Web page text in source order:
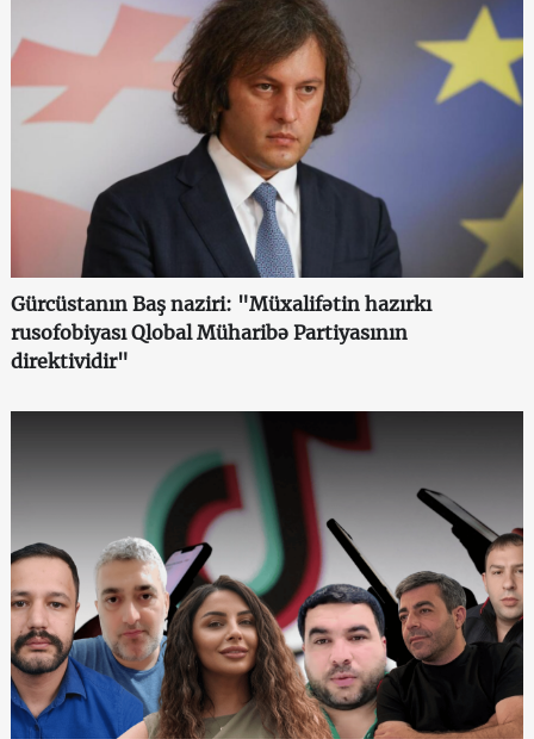
Gürcüstanın Baş naziri: "Müxalifətin hazırkı
rusofobiyası Qlobal Müharibə Partiyasının
direktividir"